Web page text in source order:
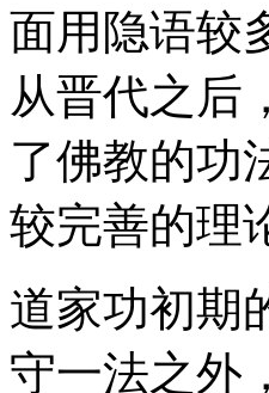
面用隐语较
从晋代之后
了佛教的功
较完善的理
道家功初期
守一法之外